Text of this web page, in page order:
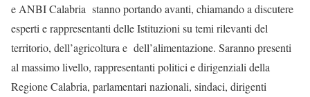
e ANBI Calabria stanno portando avanti, chiamando a discutere
esperti e rappresentanti delle Istituzioni su temi rilevanti del
territorio, dell’agricoltura e dell’alimentazione. Saranno presenti
al massimo livello, rappresentanti politici e dirigenziali della
Regione Calabria, parlamentari nazionali, sindaci, dirigenti